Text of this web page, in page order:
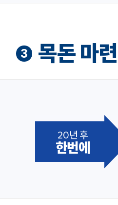
3 목돈 마
20년 후
한번에